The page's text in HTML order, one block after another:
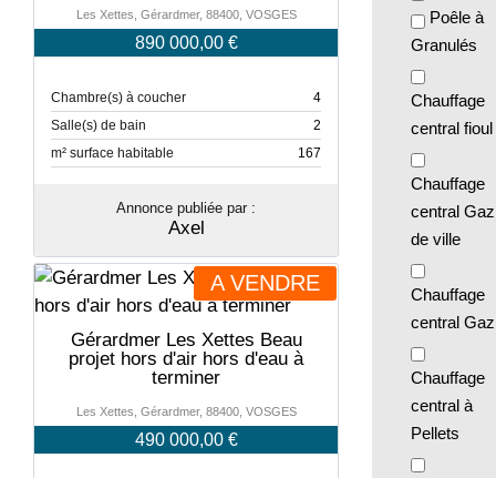
Poêle à
Granulés
Chauffage
central fioul
Chauffage
central Gaz
de ville
Chauffage
central Gaz
Chauffage
central à
Pellets
Les Xettes, Gérardmer, 88400, VOSGES
890 000,00 €
Chambre(s) à coucher
4
Salle(s) de bain
2
m² surface habitable
167
Annonce publiée par :
Axel
A VENDRE
Gérardmer Les Xettes Beau
projet hors d'air hors d'eau à
terminer
Les Xettes, Gérardmer, 88400, VOSGES
490 000,00 €